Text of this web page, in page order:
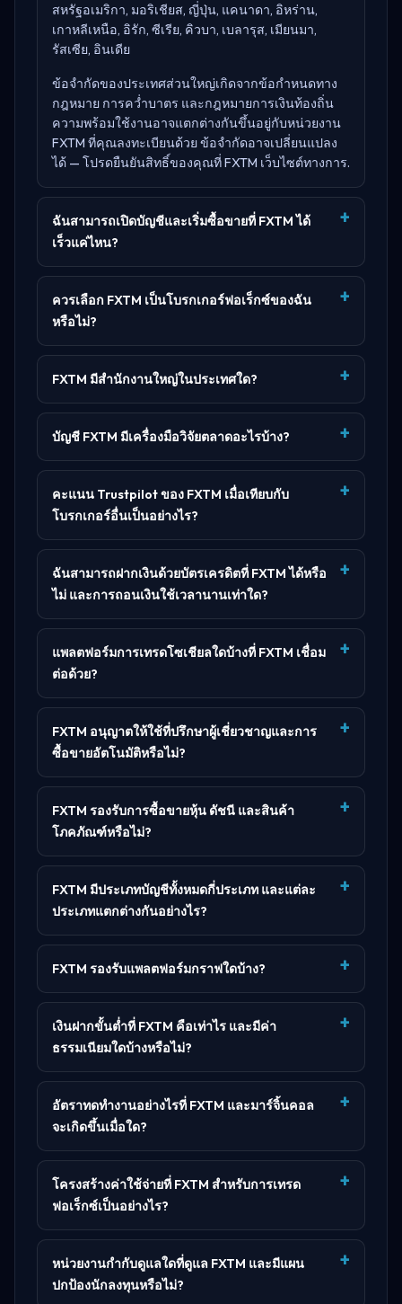
สหรัฐอเมริกา, มอริเชียส, ญี่ปุ่น, แคนาดา, อิหร่าน,
เกาหลีเหนือ, อิรัก, ซีเรีย, คิวบา, เบลารุส, เมียนมา,
รัสเซีย, อินเดีย
ข้อจำกัดของประเทศส่วนใหญ่เกิดจากข้อกำหนดทาง
กฎหมาย การคว่ำบาตร และกฎหมายการเงินท้องถิ่น
ความพร้อมใช้งานอาจแตกต่างกันขึ้นอยู่กับหน่วยงาน
FXTM ที่คุณลงทะเบียนด้วย ข้อจำกัดอาจเปลี่ยนแปลง
ได้ — โปรดยืนยันสิทธิ์ของคุณที่FXTM เว็บไซต์ทางการ.
ฉันสามารถเปิดบัญชีและเริ่มซื้อขายที่ FXTM ได้
เร็วแค่ไหน?
ควรเลือก FXTM เป็นโบรกเกอร์ฟอเร็กซ์ของฉัน
หรือไม่?
FXTM มีสำนักงานใหญ่ในประเทศใด?
บัญชี FXTM มีเครื่องมือวิจัยตลาดอะไรบ้าง?
คะแนน Trustpilot ของ FXTM เมื่อเทียบกับ
โบรกเกอร์อื่นเป็นอย่างไร?
ฉันสามารถฝากเงินด้วยบัตรเครดิตที่ FXTM ได้หรือ
ไม่ และการถอนเงินใช้เวลานานเท่าใด?
แพลตฟอร์มการเทรดโซเชียลใดบ้างที่ FXTM เชื่อม
ต่อด้วย?
FXTM อนุญาตให้ใช้ที่ปรึกษาผู้เชี่ยวชาญและการ
ซื้อขายอัตโนมัติหรือไม่?
FXTM รองรับการซื้อขายหุ้น ดัชนี และสินค้า
โภคภัณฑ์หรือไม่?
FXTM มีประเภทบัญชีทั้งหมดกี่ประเภท และแต่ละ
ประเภทแตกต่างกันอย่างไร?
FXTM รองรับแพลตฟอร์มกราฟใดบ้าง?
เงินฝากขั้นต่ำที่ FXTM คือเท่าไร และมีค่า
ธรรมเนียมใดบ้างหรือไม่?
อัตราทดทำงานอย่างไรที่ FXTM และมาร์จิ้นคอล
จะเกิดขึ้นเมื่อใด?
โครงสร้างค่าใช้จ่ายที่ FXTM สำหรับการเทรด
ฟอเร็กซ์เป็นอย่างไร?
หน่วยงานกำกับดูแลใดที่ดูแล FXTM และมีแผน
ปกป้องนักลงทุนหรือไม่?